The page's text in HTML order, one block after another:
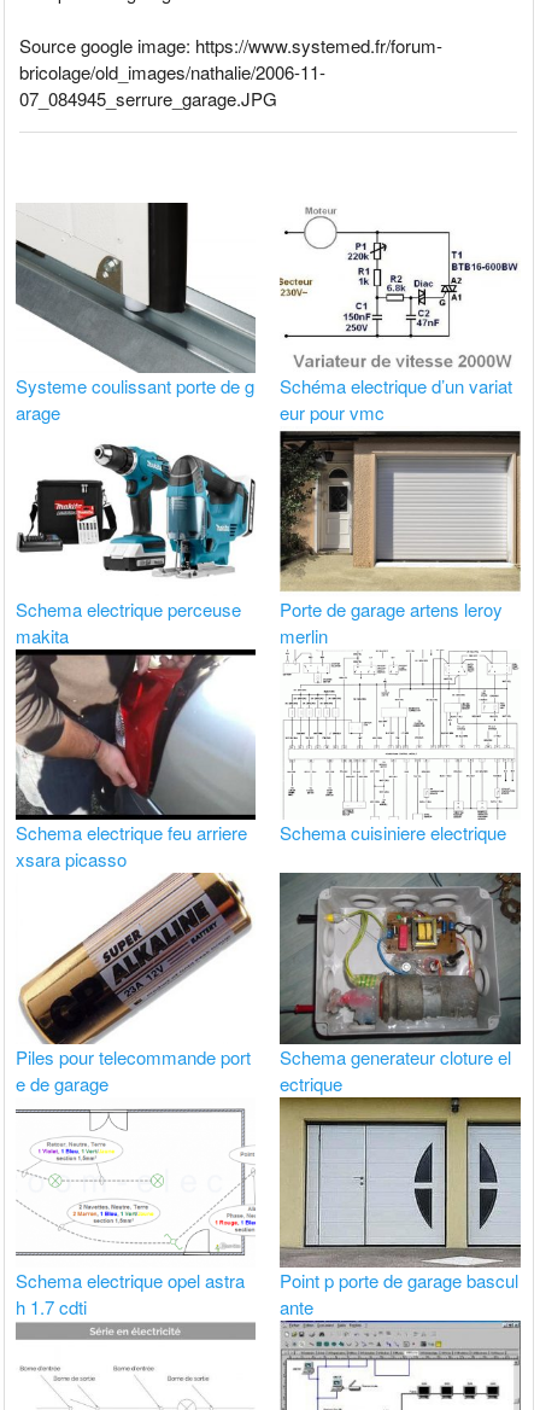
Source google image: https://www.systemed.fr/forum-
bricolage/old_images/nathalie/2006-11-
07_084945_serrure_garage.JPG
Systeme coulissant porte de g
arage
Schéma electrique d’un variat
eur pour vmc
Schema electrique perceuse
makita
Porte de garage artens leroy
merlin
Schema electrique feu arriere
xsara picasso
Schema cuisiniere electrique
Piles pour telecommande port
e de garage
Schema generateur cloture el
ectrique
Schema electrique opel astra
h 1.7 cdti
Point p porte de garage bascul
ante